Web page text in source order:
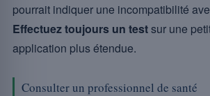
pourrait indiquer une incompatibilité
Effectuez toujours un testsur une
application plus étendue.
Consulter un professionnel de santé